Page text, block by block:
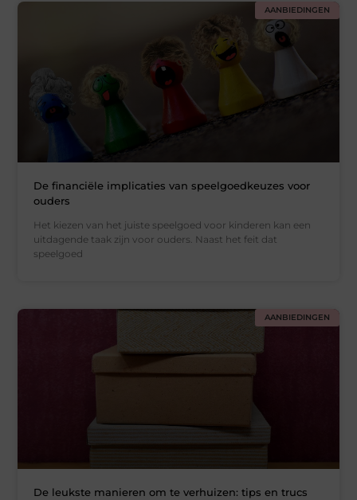
AANBIEDINGEN
De financiële implicaties van speelgoedkeuzes voor
ouders
Het kiezen van het juiste speelgoed voor kinderen kan een
uitdagende taak zijn voor ouders. Naast het feit dat
speelgoed
AANBIEDINGEN
De leukste manieren om te verhuizen: tips en trucs